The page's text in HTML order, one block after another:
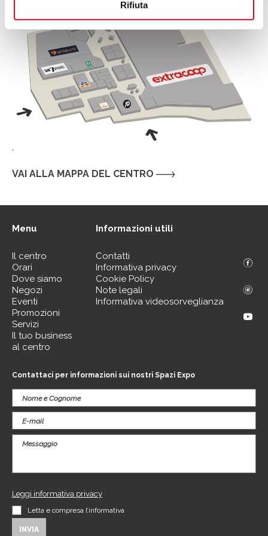
Rifiuta
.
VAI ALLA MAPPA DEL CENTRO
Menu
Il centro
Orari
Dove siamo
Negozi
Eventi
Promozioni
Servizi
Il tuo business
al centro
Informazioni utili
Contatti
Informativa privacy
Cookie Policy
Note legali
Informativa videosorveglianza
Contattaci per informazioni sui nostri Spazi Expo
Leggi informativa privacy
Letta e compresa l’informativa